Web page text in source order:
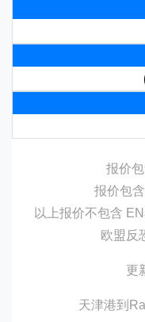
报价
报价包
以上报价不包含
欧盟反
更
天津港到